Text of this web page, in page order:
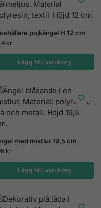
pojkängel H 12 cm
kr
Lägg till i varukorg
med mistlur 19,5 cm
kr
Lägg till i varukorg